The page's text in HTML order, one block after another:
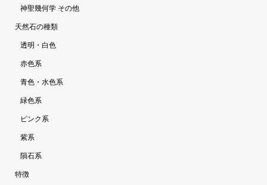
神聖幾何学 その他
天然石の種類
透明・白色
赤色系
青色・水色系
緑色系
ピンク系
紫系
隕石系
特徴